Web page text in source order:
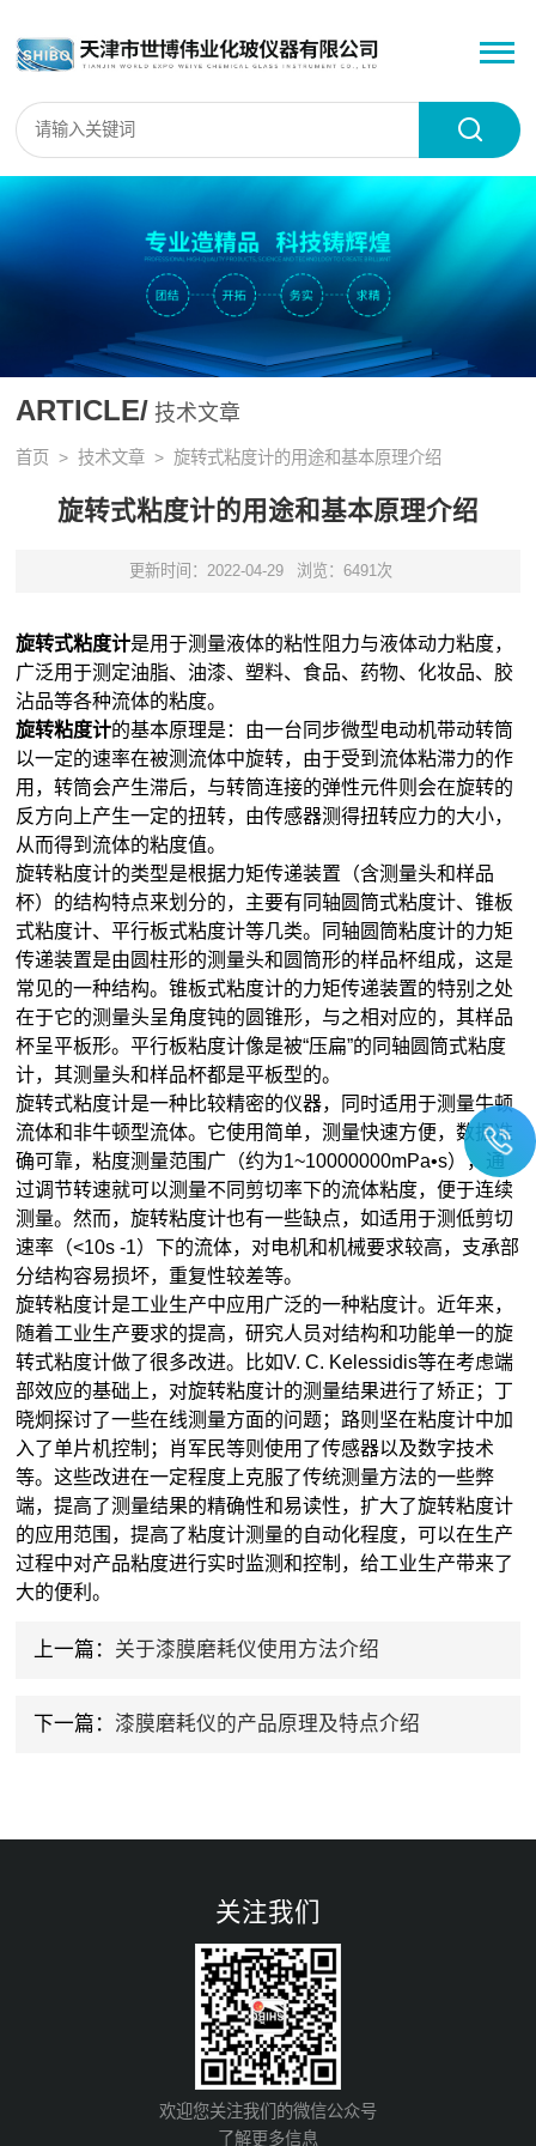
ARTICLE/ 技术文章
首页 >技术文章 > 旋转式粘度计的用途和基本原理介绍
旋转式粘度计的用途和基本原理介绍
更新时间：2022-04-29 浏览：6491次
旋转式粘度计是用于测量液体的粘性阻力与液体动力粘度，
广泛用于测定油脂、油漆、塑料、食品、药物、化妆品、胶
沾品等各种流体的粘度。
旋转粘度计的基本原理是：由一台同步微型电动机带动转筒
以一定的速率在被测流体中旋转，由于受到流体粘滞力的作
用，转筒会产生滞后，与转筒连接的弹性元件则会在旋转的
反方向上产生一定的扭转，由传感器测得扭转应力的大小，
从而得到流体的粘度值。
旋转粘度计的类型是根据力矩传递装置（含测量头和样品
杯）的结构特点来划分的，主要有同轴圆筒式粘度计、锥板
式粘度计、平行板式粘度计等几类。同轴圆筒粘度计的力矩
传递装置是由圆柱形的测量头和圆筒形的样品杯组成，这是
常见的一种结构。锥板式粘度计的力矩传递装置的特别之处
在于它的测量头呈角度钝的圆锥形，与之相对应的，其样品
杯呈平板形。平行板粘度计像是被“压扁”的同轴圆筒式粘度
计，其测量头和样品杯都是平板型的。
旋转式粘度计是一种比较精密的仪器，同时适用于测量牛顿
流体和非牛顿型流体。它使用简单，测量快速方便，数据准
确可靠，粘度测量范围广（约为1~10000000mPa•s），通
过调节转速就可以测量不同剪切率下的流体粘度，便于连续
测量。然而，旋转粘度计也有一些缺点，如适用于测低剪切
速率（<10s -1）下的流体，对电机和机械要求较高，支承部
分结构容易损坏，重复性较差等。
旋转粘度计是工业生产中应用广泛的一种粘度计。近年来，
随着工业生产要求的提高，研究人员对结构和功能单一的旋
转式粘度计做了很多改进。比如V. C. Kelessidis等在考虑端
部效应的基础上，对旋转粘度计的测量结果进行了矫正；丁
晓炯探讨了一些在线测量方面的问题；路则坚在粘度计中加
入了单片机控制；肖军民等则使用了传感器以及数字技术
等。这些改进在一定程度上克服了传统测量方法的一些弊
端，提高了测量结果的精确性和易读性，扩大了旋转粘度计
的应用范围，提高了粘度计测量的自动化程度，可以在生产
过程中对产品粘度进行实时监测和控制，给工业生产带来了
大的便利。
上一篇： 关于漆膜磨耗仪使用方法介绍
下一篇： 漆膜磨耗仪的产品原理及特点介绍
关注我们
欢迎您关注我们的微信公众号
了解更多信息